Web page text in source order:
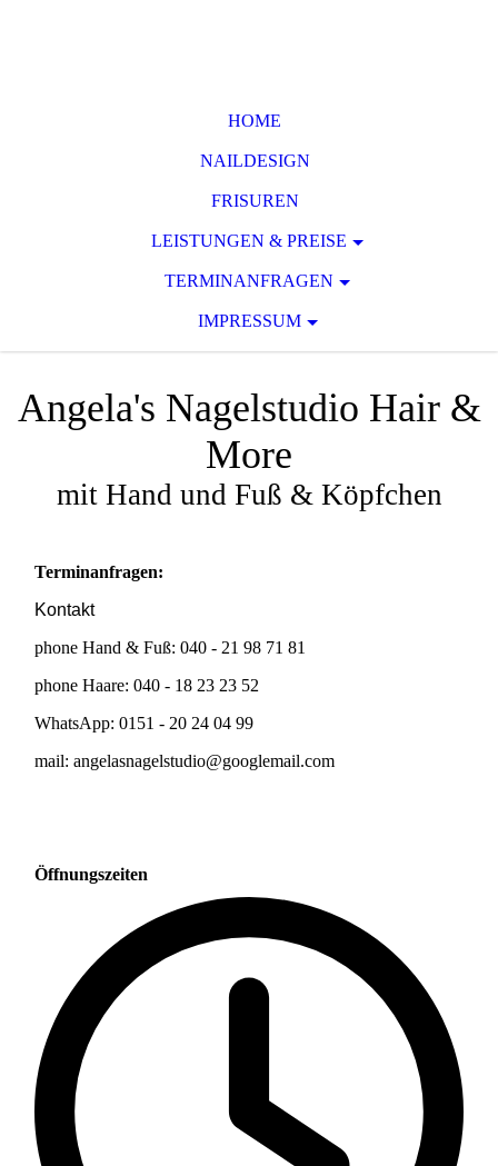
HOME
NAILDESIGN
FRISUREN
LEISTUNGEN & PREISE
TERMINANFRAGEN
IMPRESSUM
Angela's Nagelstudio Hair &
More
mit Hand und Fuß & Köpfchen
Terminanfragen:
Kontakt
phone Hand & Fuß: 040 - 21 98 71 81
phone Haare:040 - 18 23 23 52
WhatsApp: 0151 - 20 24 04 99
mail:angelasnagelstudio@googlemail.com
Öffnungszeiten